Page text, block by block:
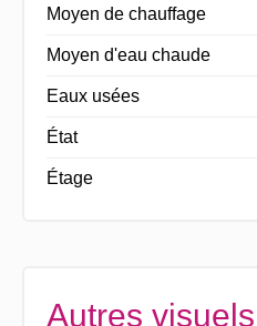
Moyen de chauffage
Moyen d'eau chaude
Eaux usées
État
Étage
Autres visuels